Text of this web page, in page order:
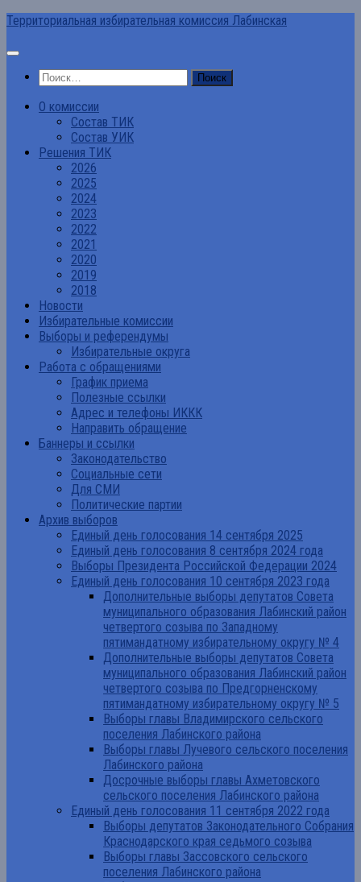
Перейти
содержимому
Территориальная избирательная комиссия Лабинская
Найти:
О комиссии
Состав ТИК
Состав УИК
Решения ТИК
2026
2025
2024
2023
2022
2021
2020
2019
2018
Новости
Избирательные комиссии
Выборы и референдумы
Избирательные округа
Работа с обращениями
График приема
Полезные ссылки
Адрес и телефоны ИККК
Направить обращение
Баннеры и ссылки
Законодательство
Социальные сети
Для СМИ
Политические партии
Архив выборов
Единый день голосования 14 сентября 2025
Единый день голосования 8 сентября 2024 года
Выборы Президента Российской Федерации 2024
Единый день голосования 10 сентября 2023 года
Дополнительные выборы депутатов Совета
муниципального образования Лабинский район
четвертого созыва по Западному
пятимандатному избирательному округу № 4
Дополнительные выборы депутатов Совета
муниципального образования Лабинский район
четвертого созыва по Предгорненскому
пятимандатному избирательному округу № 5
Выборы главы Владимирского сельского
поселения Лабинского района
Выборы главы Лучевого сельского поселения
Лабинского района
Досрочные выборы главы Ахметовского
сельского поселения Лабинского района
Единый день голосования 11 сентября 2022 года
Выборы депутатов Законодательного Собрания
Краснодарского края седьмого созыва
Выборы главы Зассовского сельского
поселения Лабинского района